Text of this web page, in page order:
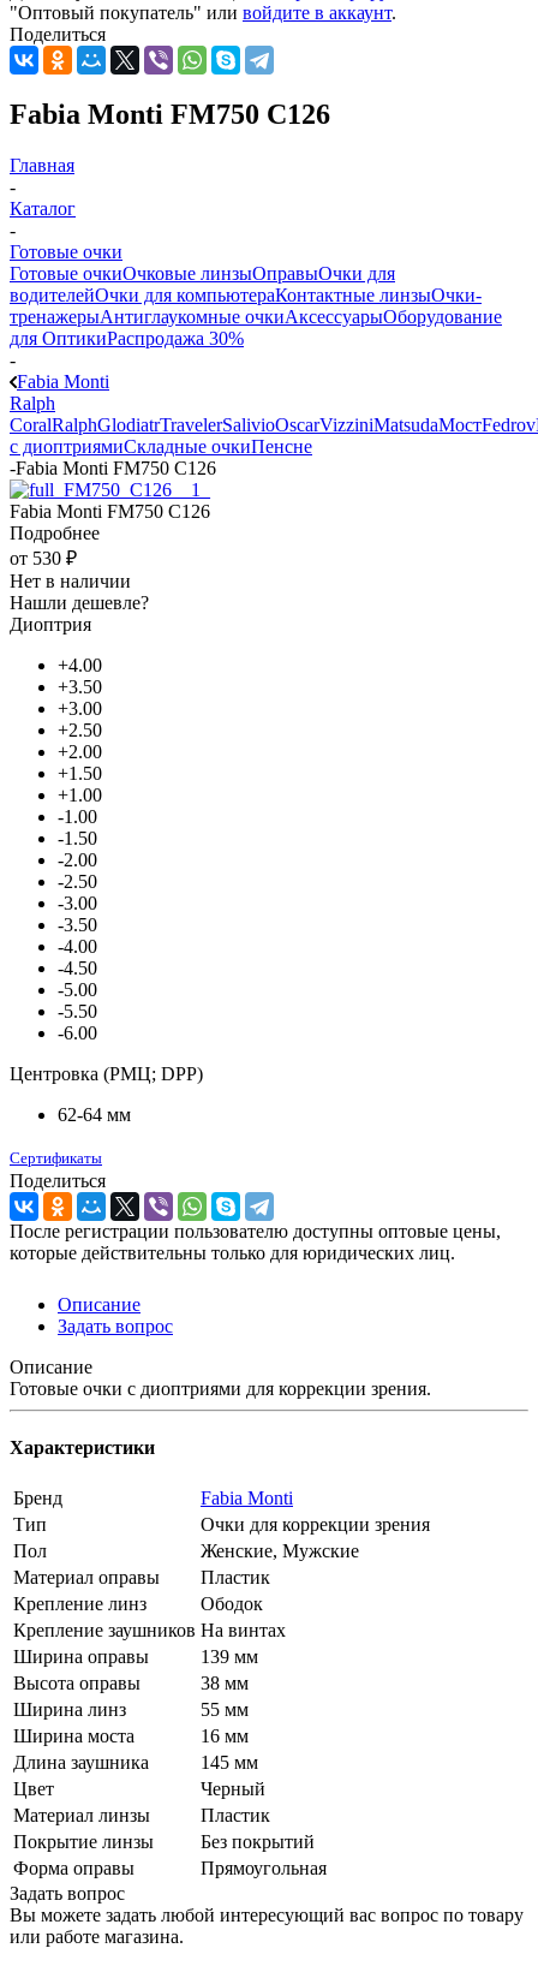
"Оптовый покупатель" или войдите в аккаунт.
Поделиться
Fabia Monti FM750 C126
Главная
-
Каталог
-
Готовые очки
Готовые очкиОчковые линзыОправыОчки для
водителейОчки для компьютераКонтактные линзыОчки-
тренажерыАнтиглаукомные очкиАксессуарыОборудование
для ОптикиРаспродажа 30%
-
Fabia Monti
Ralph
CoralRalphGlodiatrTravelerSalivioOscarVizziniMatsudaМостFedrov
с диоптриямиСкладные очкиПенсне
-Fabia Monti FM750 C126
Fabia Monti FM750 C126
Подробнее
от 530 ₽
Нет в наличии
Нашли дешевле?
Диоптрия
+4.00
+3.50
+3.00
+2.50
+2.00
+1.50
+1.00
-1.00
-1.50
-2.00
-2.50
-3.00
-3.50
-4.00
-4.50
-5.00
-5.50
-6.00
Центровка (РМЦ; DPP)
62-64 мм
Сертификаты
Поделиться
После регистрации пользователю доступны оптовые цены,
которые действительны только для юридических лиц.
Описание
Задать вопрос
Описание
Готовые очки с диоптриями для коррекции зрения.
Характеристики
Бренд
Fabia Monti
Тип
Очки для коррекции зрения
Пол
Женские, Мужские
Материал оправы
Пластик
Крепление линз
Ободок
Крепление заушников На винтах
Ширина оправы
139 мм
Высота оправы
38 мм
Ширина линз
55 мм
Ширина моста
16 мм
Длина заушника
145 мм
Цвет
Черный
Материал линзы
Пластик
Покрытие линзы
Без покрытий
Форма оправы
Прямоугольная
Задать вопрос
Вы можете задать любой интересующий вас вопрос по товару
или работе магазина.